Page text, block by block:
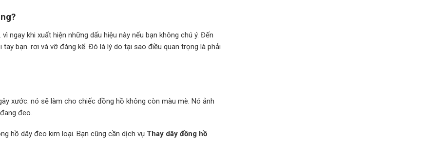
ngay khi xuất hiện những dấu hiệu này nếu bạn không chú ý. Đến
bạn. rơi và vỡ đáng kể. Đó là lý do tại sao điều quan trọng là phải
xước. nó sẽ làm cho chiếc đồng hồ không còn màu mè. Nó ảnh
đeo.
hồ dây đeo kim loại. Bạn cũng cần dịch vụ Thay dây đồng hồ